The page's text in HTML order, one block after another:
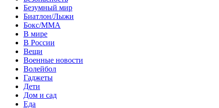
Безумный мир
Биатлон/Лыжи
Бокс/MMA
В мире
В России
Вещи
Военные новости
Волейбол
Гаджеты
Дети
Дом и сад
Еда